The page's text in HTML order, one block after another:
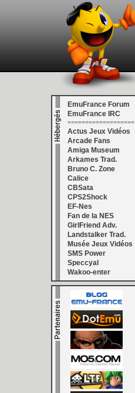
EmuFrance Forum
EmuFrance IRC
===================
Actus Jeux Vidéos
Arcade Fans
Amiga Museum
Arkames Trad.
Bruno C. Zone
Calice
CBSata
CPS2Shock
EF-Nes
Fan de la NES
GirlFriend Adv.
Landstalker Trad.
Musée Jeux Vidéos
SMS Power
Speccyal
Wakoo-enter